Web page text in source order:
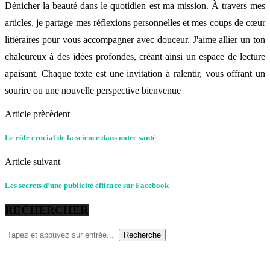
Dénicher la beauté dans le quotidien est ma mission. À travers mes
articles, je partage mes réflexions personnelles et mes coups de cœur
littéraires pour vous accompagner avec douceur. J'aime allier un ton
chaleureux à des idées profondes, créant ainsi un espace de lecture
apaisant. Chaque texte est une invitation à ralentir, vous offrant un
sourire ou une nouvelle perspective bienvenue
Article prècèdent
Le rôle crucial de la science dans notre santé
Article suivant
Les secrets d’une publicité efficace sur Facebook
RECHERCHER